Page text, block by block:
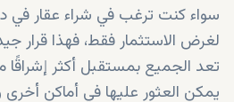
سواء كنت ترغب في شراء عقار في
لغرض الاستثمار فقط، فهذا قرار
تعد الجميع بمستقبل أكثر إشراقًا
يمكن العثور عليها في أماكن